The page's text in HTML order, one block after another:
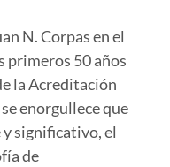
N. Corpas en el
primeros 50 años
la Acreditación
enorgullece que
significativo, el
de